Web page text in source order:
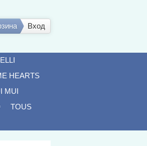
Вход
HEARTS
MUI
TOUS